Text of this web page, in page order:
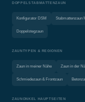
DOPPELSTABMATTENZAUN
Konfigurator DSM Stabmattenzaun
Doppelstegzaun
ZAUNTYPEN & REGIONEN
Zaun in meiner Nähe Zaun in der
Schmiedezaun & Frontzaun
ZAUNONKEL HAUPTSEITEN